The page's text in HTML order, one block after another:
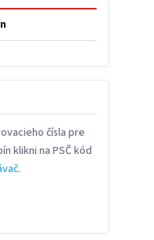
čísla pre
klikni na PSČ kód
.